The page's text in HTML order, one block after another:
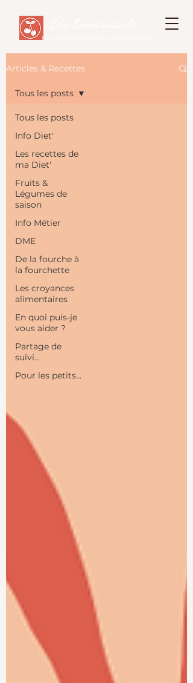
La diététicienne des familles
Articles & Recettes
Tous les posts
Info Diet'
Les recettes de
ma Diet'
Fruits &
Légumes de
saison
Info Métier
DME
De la fourche à
la fourchette
Les croyances
alimentaires
En quoi puis-je
vous aider ?
Partage de
suivi...
Pour les petits...
Tous les posts